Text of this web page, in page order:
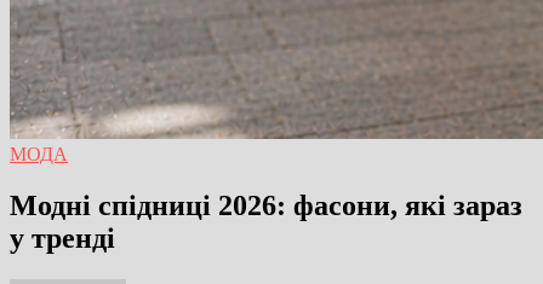
МОДА
Модні спідниці 2026: фасони, які зараз
у тренді